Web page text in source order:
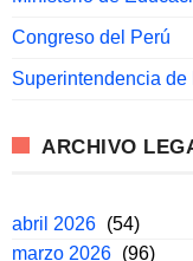
Congreso del Perú
Superintendencia
ARCHIVO
abril 2026 (54)
marzo 2026 (96)